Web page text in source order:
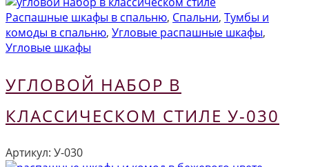
Распашные шкафы в спальню, Спальни, Тумбы и
комоды в спальню, Угловые распашные шкафы,
Угловые шкафы
УГЛОВОЙ НАБОР В
КЛАССИЧЕСКОМ СТИЛЕ У-030
Артикул: У-030